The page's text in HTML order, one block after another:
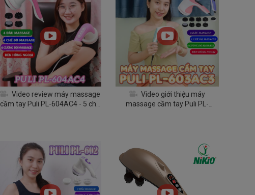
Video review máy massage
cầm tay Puli PL-604AC4 - 5 chế
Video giới thiệu máy
massage cầm tay Puli PL-